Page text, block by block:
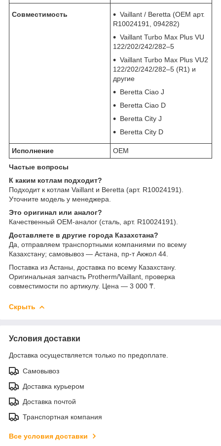
Совместимость
Vaillant / Beretta (OEM арт.
R10024191, 094282)
Vaillant Turbo Max Plus VU
122/202/242/282–5
Vaillant Turbo Max Plus VU2
122/202/242/282–5 (R1) и
другие
Beretta Ciao J
Beretta Ciao D
Beretta City J
Beretta City D
Исполнение OEM
Частые вопросы
К каким котлам подходит?
Подходит к котлам Vaillant и Beretta (арт. R10024191).
Уточните модель у менеджера.
Это оригинал или аналог?
Качественный OEM-аналог (сталь, арт. R10024191).
Доставляете в другие города Казахстана?
Да, отправляем транспортными компаниями по всему
Казахстану; самовывоз — Астана, пр-т Акжол 44.
Поставка из Астаны, доставка по всему Казахстану.
Оригинальная запчасть Protherm/Vaillant, проверка
совместимости по артикулу. Цена — 3 000 ₸.
Скрыть
Условия доставки
Доставка осуществляется только по предоплате.
Самовывоз
Доставка курьером
Доставка почтой
Транспортная компания
Все условия доставки